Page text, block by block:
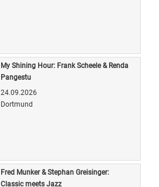
My Shining Hour: Frank Scheele & Renda
Pangestu
24.09.2026
Dortmund
Fred Munker & Stephan Greisinger:
Classic meets Jazz